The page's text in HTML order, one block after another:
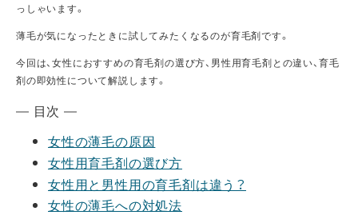
っしゃいます。
薄毛が気になったときに試してみたくなるのが育毛剤です。
今回は、女性におすすめの育毛剤の選び方、男性用育毛剤との違い、育毛
剤の即効性について解説します。
— 目次 —
女性の薄毛の原因
女性用育毛剤の選び方
女性用と男性用の育毛剤は違う？
女性の薄毛への対処法